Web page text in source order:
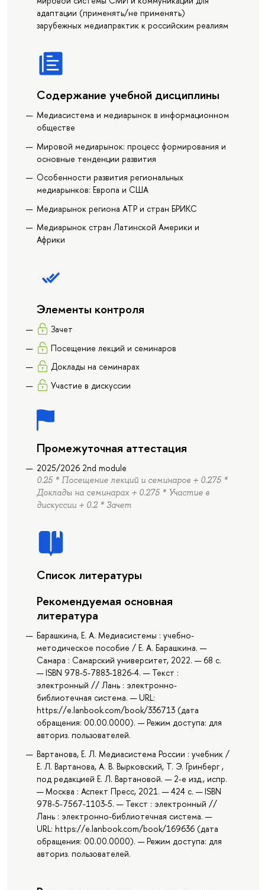
адаптации (применять/не применять)
зарубежных медиапрактик к российским реалиям
Содержание учебной дисциплины
Медиасистема и медиарынок в информационном
обществе
Мировой медиарынок: процесс формирования и
основные тенденции развития
Особенности развития региональных
медиарынков: Европа и США
Медиарынок региона АТР и стран БРИКС
Медиарынок стран Латинской Америки и
Африки
Элементы контроля
Зачет
Посещение лекций и семинаров
Доклады на семинарах
Участие в дискуссии
Промежуточная аттестация
2025/2026 2nd module
0.25 * Посещение лекций и семинаров + 0.275 *
Доклады на семинарах + 0.275 * Участие в
дискуссии + 0.2 * Зачет
Список литературы
Рекомендуемая основная
литература
Барашкина, Е. А. Медиасистемы : учебно-
методическое пособие / Е. А. Барашкина. —
Самара : Самарский университет, 2022. — 68 с.
— ISBN 978-5-7883-1826-4. — Текст :
электронный // Лань : электронно-
библиотечная система. — URL:
https://e.lanbook.com/book/336713 (дата
обращения: 00.00.0000). — Режим доступа: для
авториз. пользователей.
Вартанова, Е. Л. Медиасистема России : учебник /
Е. Л. Вартанова, А. В. Вырковский, Т. Э. Гринберг ,
под редакцией Е. Л. Вартановой. — 2-е изд., испр.
— Москва : Аспект Пресс, 2021. — 424 с. — ISBN
978-5-7567-1103-5. — Текст : электронный //
Лань : электронно-библиотечная система. —
URL: https://e.lanbook.com/book/169636 (дата
обращения: 00.00.0000). — Режим доступа: для
авториз. пользователей.